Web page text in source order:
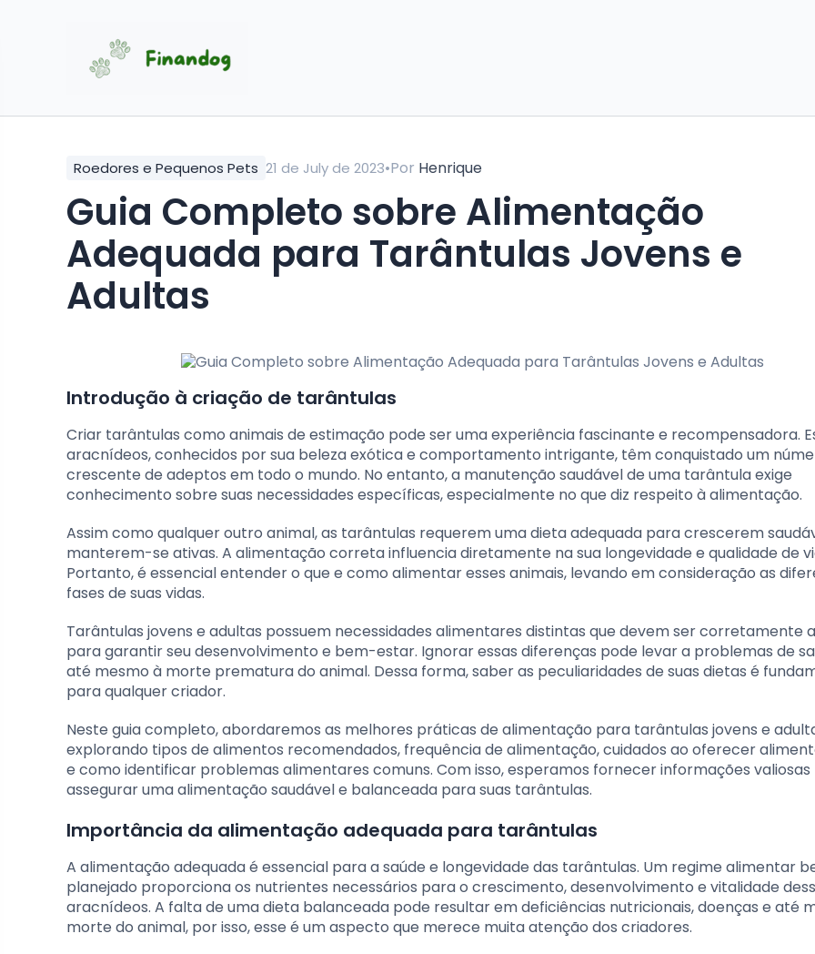
Roedores e Pequenos Pets 21 de July de 2023•Por Henrique
Guia Completo sobre Alimentação
Adequada para Tarântulas Jovens e
Adultas
Introdução à criação de tarântulas
Criar tarântulas como animais de estimação pode ser uma experiência fascinante e recompensadora.
aracnídeos, conhecidos por sua beleza exótica e comportamento intrigante, têm conquistado um
crescente de adeptos em todo o mundo. No entanto, a manutenção saudável de uma tarântula exige
conhecimento sobre suas necessidades específicas, especialmente no que diz respeito à alimentação.
Assim como qualquer outro animal, as tarântulas requerem uma dieta adequada para crescerem
manterem-se ativas. A alimentação correta influencia diretamente na sua longevidade e qualidade de
Portanto, é essencial entender o que e como alimentar esses animais, levando em consideração as
fases de suas vidas.
Tarântulas jovens e adultas possuem necessidades alimentares distintas que devem ser corretamente
para garantir seu desenvolvimento e bem-estar. Ignorar essas diferenças pode levar a problemas de
até mesmo à morte prematura do animal. Dessa forma, saber as peculiaridades de suas dietas é
para qualquer criador.
Neste guia completo, abordaremos as melhores práticas de alimentação para tarântulas jovens e
explorando tipos de alimentos recomendados, frequência de alimentação, cuidados ao oferecer
e como identificar problemas alimentares comuns. Com isso, esperamos fornecer informações
assegurar uma alimentação saudável e balanceada para suas tarântulas.
Importância da alimentação adequada para tarântulas
A alimentação adequada é essencial para a saúde e longevidade das tarântulas. Um regime alimentar
planejado proporciona os nutrientes necessários para o crescimento, desenvolvimento e vitalidade
aracnídeos. A falta de uma dieta balanceada pode resultar em deficiências nutricionais, doenças e até
morte do animal, por isso, esse é um aspecto que merece muita atenção dos criadores.